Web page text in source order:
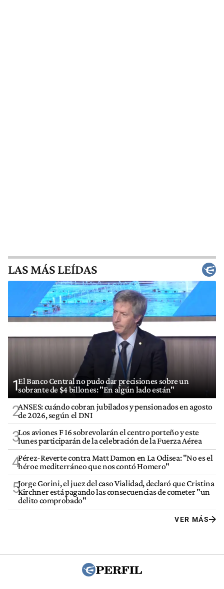
LAS MÁS LEÍDAS
1El Banco Central no pudo dar precisiones sobre un
sobrante de $4 billones: "En algún lado están"
2ANSES: cuándo cobran jubilados y pensionados en agosto
de 2026, según el DNI
3Los aviones F 16 sobrevolarán el centro porteño y este
lunes participarán de la celebración de la Fuerza Aérea
4Pérez-Reverte contra Matt Damon en La Odisea: "No es el
héroe mediterráneo que nos contó Homero"
5Jorge Gorini, el juez del caso Vialidad, declaró que Cristina
Kirchner está pagando las consecuencias de cometer "un
delito comprobado"
VER MÁS